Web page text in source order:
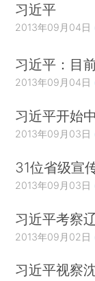
习近平
2013年09月04日
习近平：目
2013年09月04日
习近平开始
2013年09月03日
31位省级宣
2013年09月03日
习近平考察
2013年09月02日
习近平视察